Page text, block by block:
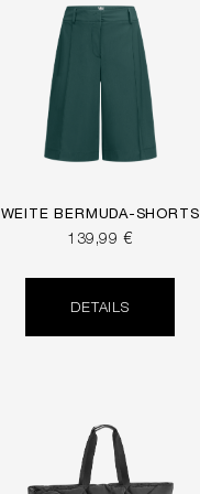
WEITE BERMUDA-SHORTS
139,99 €
DETAILS